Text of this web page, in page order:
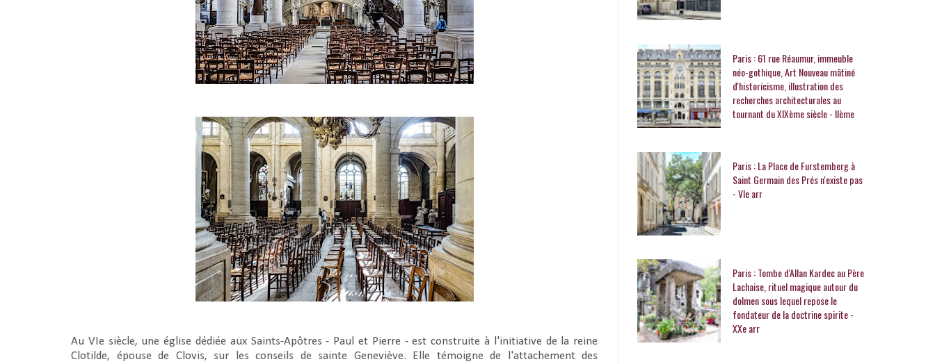
Au VIe siècle, une église dédiée aux Saints-Apôtres - Paul et Pierre - est construite à l'initiative de la reine
Clotilde, épouse de Clovis, sur les conseils de sainte Geneviève. Elle témoigne de l'attachement des
Paris : 61 rue Réaumur, immeuble
néo-gothique, Art Nouveau mâtiné
d'historicisme, illustration des
recherches architecturales au
tournant du XIXème siècle - IIème
Paris : La Place de Furstemberg à
Saint Germain des Prés n'existe pas
- VIe arr
Paris : Tombe d'Allan Kardec au Père
Lachaise, rituel magique autour du
dolmen sous lequel repose le
fondateur de la doctrine spirite -
XXe arr